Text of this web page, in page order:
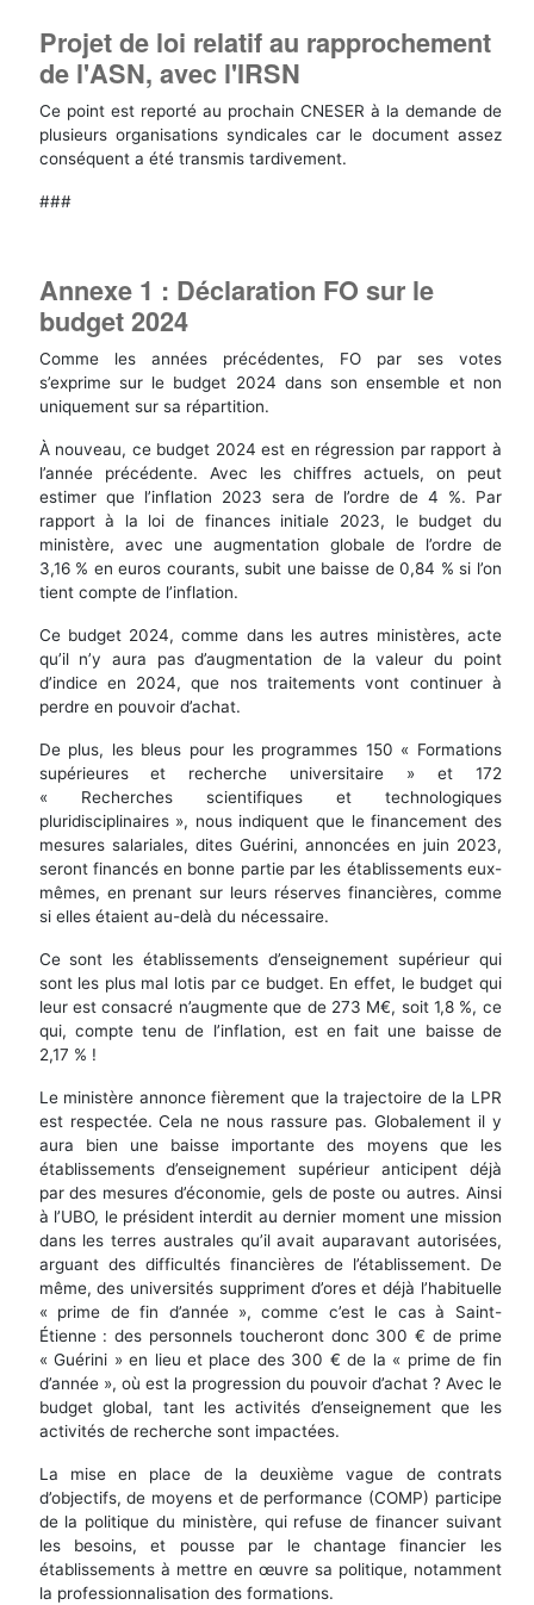
Projet de loi relatif au rapprochement
de l'ASN, avec l'IRSN
Ce point est reporté au prochain CNESER à la demande de
plusieurs organisations syndicales car le document assez
conséquent a été transmis tardivement.
###
Annexe 1 : Déclaration FO sur le
budget 2024
Comme les années précédentes, FO par ses votes
s’exprime sur le budget 2024 dans son ensemble et non
uniquement sur sa répartition.
À nouveau, ce budget 2024 est en régression par rapport à
l’année précédente. Avec les chiffres actuels, on peut
estimer que l’inflation 2023 sera de l’ordre de 4 %. Par
rapport à la loi de finances initiale 2023, le budget du
ministère, avec une augmentation globale de l’ordre de
3,16 % en euros courants, subit une baisse de 0,84 % si l’on
tient compte de l’inflation.
Ce budget 2024, comme dans les autres ministères, acte
qu’il n’y aura pas d’augmentation de la valeur du point
d’indice en 2024, que nos traitements vont continuer à
perdre en pouvoir d’achat.
De plus, les bleus pour les programmes 150 « Formations
supérieures et recherche universitaire » et 172
« Recherches scientifiques et technologiques
pluridisciplinaires », nous indiquent que le financement des
mesures salariales, dites Guérini, annoncées en juin 2023,
seront financés en bonne partie par les établissements eux-
mêmes, en prenant sur leurs réserves financières, comme
si elles étaient au-delà du nécessaire.
Ce sont les établissements d’enseignement supérieur qui
sont les plus mal lotis par ce budget. En effet, le budget qui
leur est consacré n’augmente que de 273 M€, soit 1,8 %, ce
qui, compte tenu de l’inflation, est en fait une baisse de
2,17 % !
Le ministère annonce fièrement que la trajectoire de la LPR
est respectée. Cela ne nous rassure pas. Globalement il y
aura bien une baisse importante des moyens que les
établissements d’enseignement supérieur anticipent déjà
par des mesures d’économie, gels de poste ou autres. Ainsi
à l’UBO, le président interdit au dernier moment une mission
dans les terres australes qu’il avait auparavant autorisées,
arguant des difficultés financières de l’établissement. De
même, des universités suppriment d’ores et déjà l’habituelle
« prime de fin d’année », comme c’est le cas à Saint-
Étienne : des personnels toucheront donc 300 € de prime
« Guérini » en lieu et place des 300 € de la « prime de fin
d’année », où est la progression du pouvoir d’achat ? Avec le
budget global, tant les activités d’enseignement que les
activités de recherche sont impactées.
La mise en place de la deuxième vague de contrats
d’objectifs, de moyens et de performance (COMP) participe
de la politique du ministère, qui refuse de financer suivant
les besoins, et pousse par le chantage financier les
établissements à mettre en œuvre sa politique, notamment
la professionnalisation des formations.